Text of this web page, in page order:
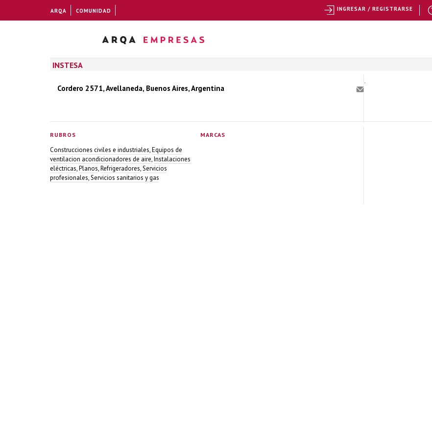
INSTESA
Cordero 2571, Avellaneda, Buenos Aires, Argentina
RUBROS
Construcciones civiles e industriales,Equipos de
ventilacion acondicionadores de aire,Instalaciones
eléctricas,Planos,Refrigeradores,Servicios
profesionales,Servicios sanitarios y gas
MARCAS
ARQA COMUNIDAD INGRESAR / REGISTRARSE